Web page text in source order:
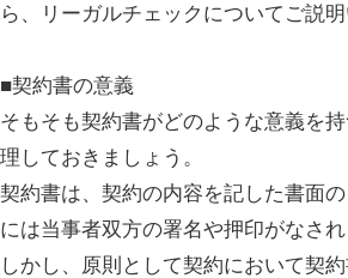
ら、リーガルチェックについてご説明
■契約書の意義
そもそも契約書がどのような意義を
理しておきましょう。
契約書は、契約の内容を記した書面
には当事者双方の署名や押印がなされ
しかし、原則として契約において契